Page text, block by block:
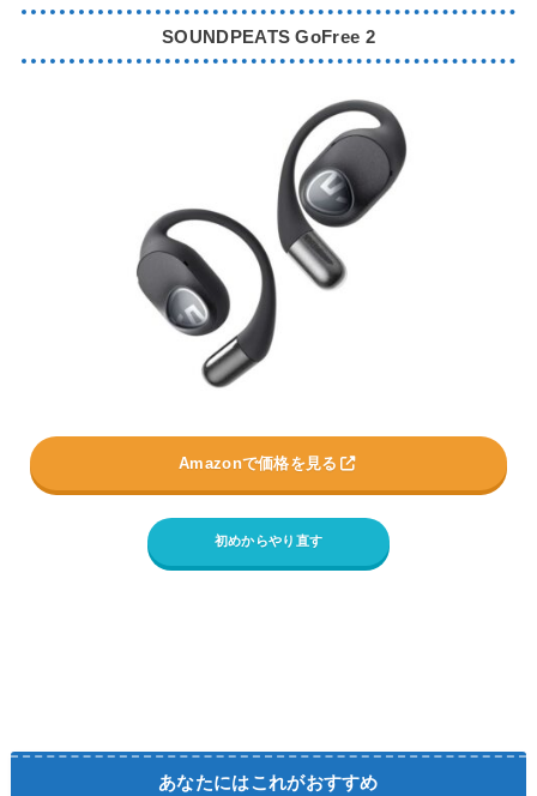
SOUNDPEATS GoFree 2
Amazonで価格を見る
初めからやり直す
あなたにはこれがおすすめ